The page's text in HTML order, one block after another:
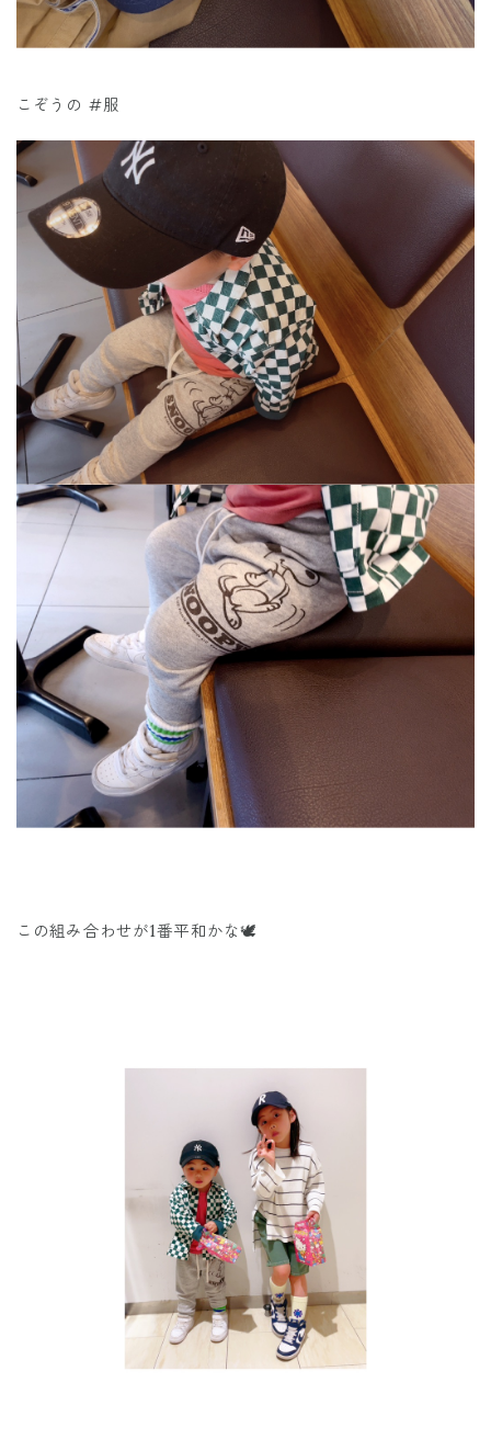
こぞうの #服
この組み合わせが1番平和かな🕊